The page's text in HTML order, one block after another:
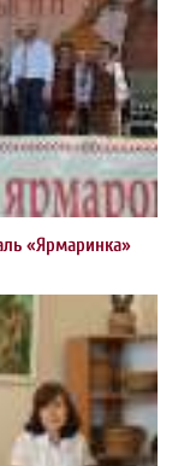
«Ярмаринка»